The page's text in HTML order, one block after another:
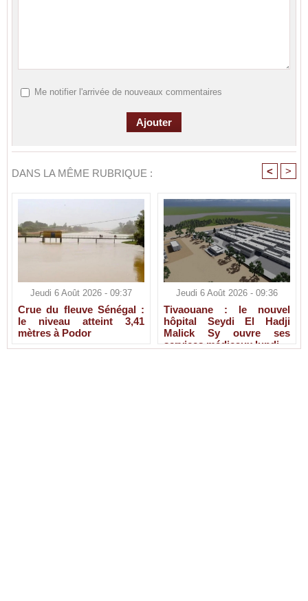
Me notifier l'arrivée de nouveaux commentaires
DANS LA MÊME RUBRIQUE : < >
Jeudi 6 Août 2026 - 09:37
Crue du fleuve Sénégal :
le niveau atteint 3,41
mètres à Podor
Jeudi 6 Août 2026 - 09:36
Tivaouane : le nouvel
hôpital Seydi El Hadji
Malick Sy ouvre ses
services médicaux lundi